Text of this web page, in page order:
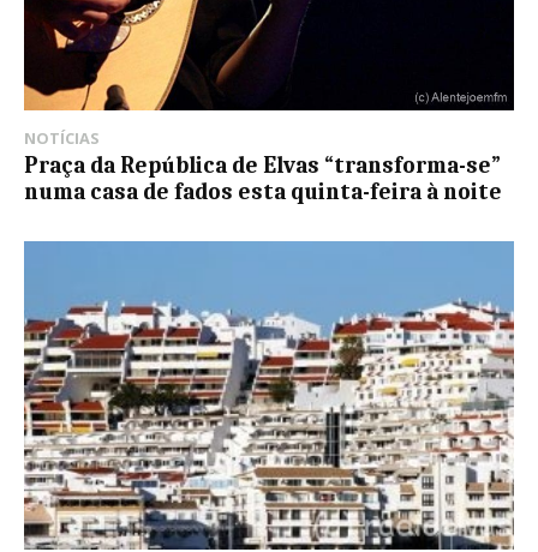
NOTÍCIAS
Praça da República de Elvas “transforma-se”
numa casa de fados esta quinta-feira à noite